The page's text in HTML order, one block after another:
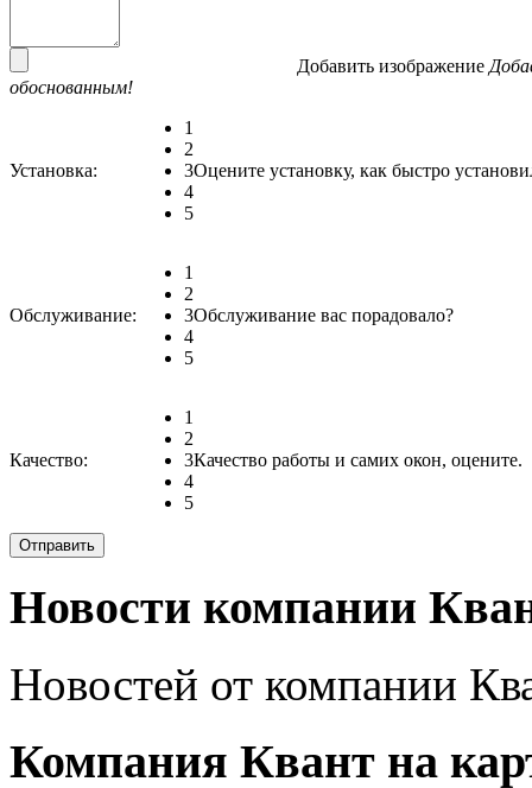
Добавить изображение
обоснованным!
Установка:
1
2
3
4
5
Оцените установку, как быстро
Обслуживание:
1
2
3
4
5
Обслуживание вас порадовало?
Качество:
1
2
3
4
5
Качество работы и самих окон, оцените.
Новости компании
Новостей от компании
Компания Квант на